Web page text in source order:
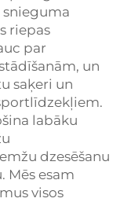
riepas
par
un
saķeri un
labāku
dzesēšanu
Mēs esam
visos